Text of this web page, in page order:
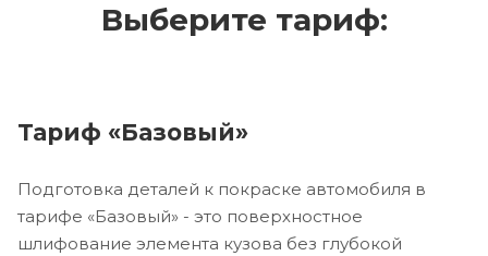
Выберите тариф:
Тариф «Базовый»
Подготовка деталей к покраске автомобиля в
тарифе «Базовый» - это поверхностное
шлифование элемента кузова без глубокой